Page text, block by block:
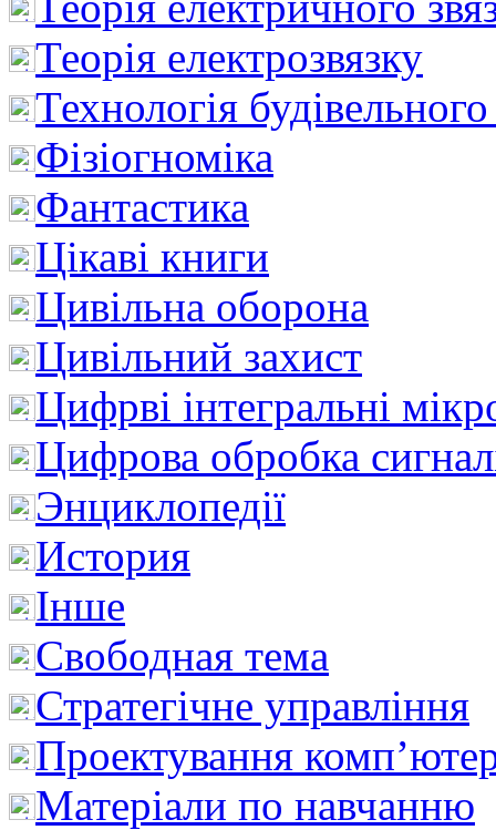
Теорія електрозвязку
Технологія
Фізіогноміка
Фантастика
Цікаві книги
Цивільна оборона
Цивільний захист
Цифрві інтегральні
Цифрова обробка
Энциклопедії
История
Інше
Свободная тема
Стратегічне управління
Проектування
Матеріали по навчанню